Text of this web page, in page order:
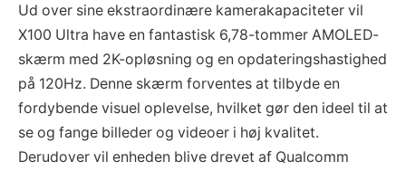
Ud over sine ekstraordinære kamerakapaciteter vil
X100 Ultra have en fantastisk 6,78-tommer AMOLED-
skærm med 2K-opløsning og en opdateringshastighed
på 120Hz. Denne skærm forventes at tilbyde en
fordybende visuel oplevelse, hvilket gør den ideel til at
se og fange billeder og videoer i høj kvalitet.
Derudover vil enheden blive drevet af Qualcomm